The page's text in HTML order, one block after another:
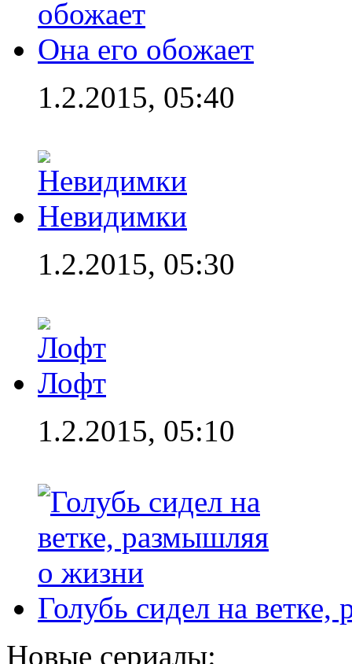
Она его обожает
1.2.2015, 05:40
Невидимки
1.2.2015, 05:30
Лофт
1.2.2015, 05:10
Голубь сидел на
Новые сериалы: